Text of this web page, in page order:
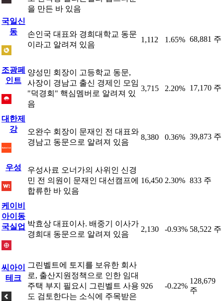
을 만든 바 있음
국일신
동
손인국 대표와 경희대학교 동문
이라고 알려져 있음
1,112 1.65% 68,881 주
조광페
인트
양성민 회장이 고등학교 동문,
사장이 경남고 출신 경제인 모임
"덕경회" 핵심멤버로 알려져 있
음
3,715 2.20% 17,170 주
대한제
강
오완수 회장이 문재인 전 대표와
경남고 동문으로 알려져 있음
8,380 0.36% 39,873 주
우성
우성사료 오너가의 사위인 신경
민 전 의원이 문재인 대선캠프에
합류한 바 있음
16,450 2.30% 833 주
케이비
아이동
국실업 박효상 대표이사. 배중기 이사가
경희대 동문으로 알려져 있음
2,130 -0.93% 58,522 주
씨아이
테크
그린벨트에 토지를 보유한 회사
로, 출산지원정책으로 인한 임대
주택 부지 필요시 그린벨트 사용
도 검토한다는 소식에 주목받은
926 -0.22%
128,679
주